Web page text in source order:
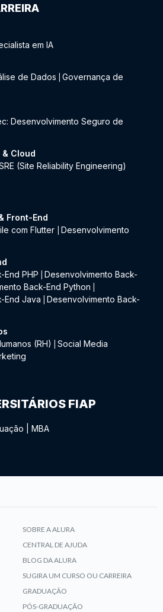
em IA
de Dados
Governança de
Desenvolvimento Seguro de
Cloud
(Site Reliability Engineering)
Front-End
com Flutter
Desenvolvimento
End PHP
Desenvolvimento Back-
Back-End Python
End Java
Desenvolvimento Back-
(RH)
Social Media
FIAP
MBA
SOBRE A ALURA
CENTRAL DE AJUDA
BLOG DA ALURA
SUGIRA UM CURSO OU CARREIRA
GRADUAÇÃO
PÓS-GRADUAÇÃO